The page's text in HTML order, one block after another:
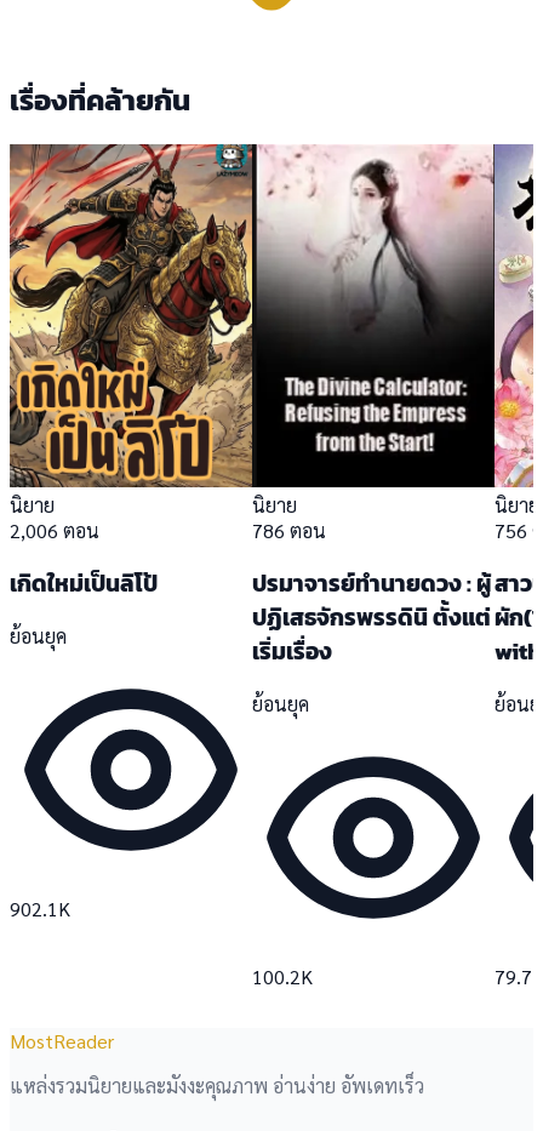
เรื่องที่คล้ายกัน
นิยาย
2,006 ตอน
เกิดใหม่เป็นลิโป้
ย้อนยุค
902.1K
นิยาย
786 ตอน
ปรมาจารย์ทำนายดวง : ผู้
ปฏิเสธจักรพรรดินิ ตั้งแต่
เริ่มเรื่อง
ย้อนยุค
100.2K
นิยาย
756
สาว
ผัก
with
ย้อน
79.7K
MostReader
แหล่งรวมนิยายและมังงะคุณภาพ อ่านง่าย อัพเดทเร็ว